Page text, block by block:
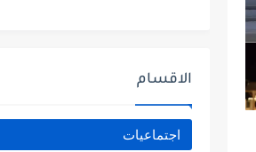
الاقسام
اجتماعيات